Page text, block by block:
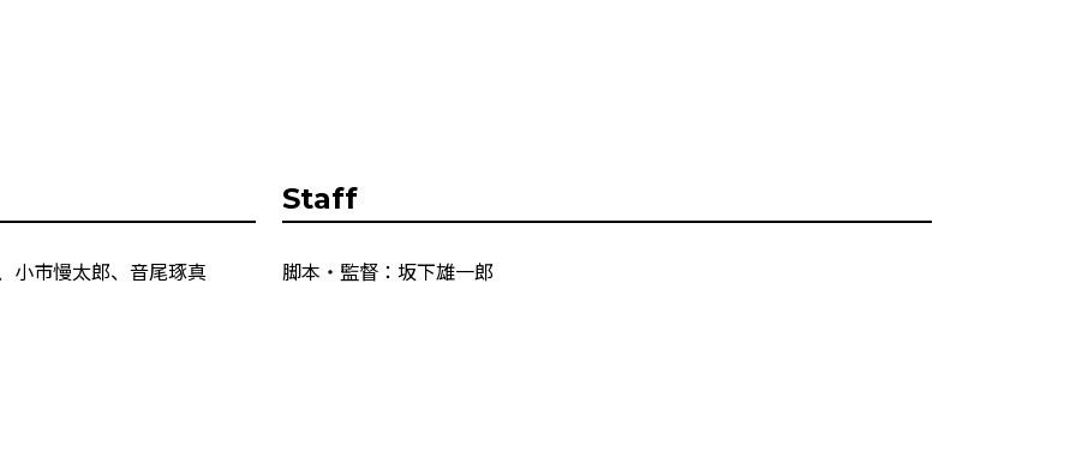
小市慢太郎、音尾琢真
Staff
脚本・監督：坂下雄一郎